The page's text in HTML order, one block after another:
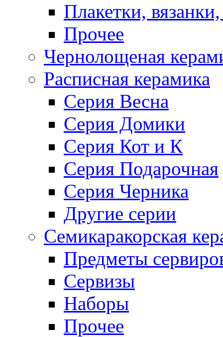
Плакетки,
Прочее
Чернолощеная
Расписная керамика
Серия Весна
Серия Домики
Серия Кот и К
Серия Подарочная
Серия Черника
Другие серии
Семикаракорская
Предметы
Сервизы
Наборы
Прочее